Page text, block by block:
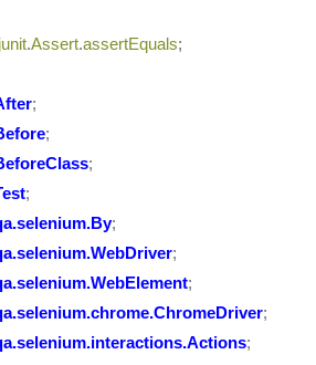
junit.Assert.assertEquals;
;
;
;
;
;
;
;
;
;